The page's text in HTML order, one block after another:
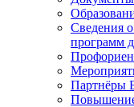
Сведения
программ
Партнёры